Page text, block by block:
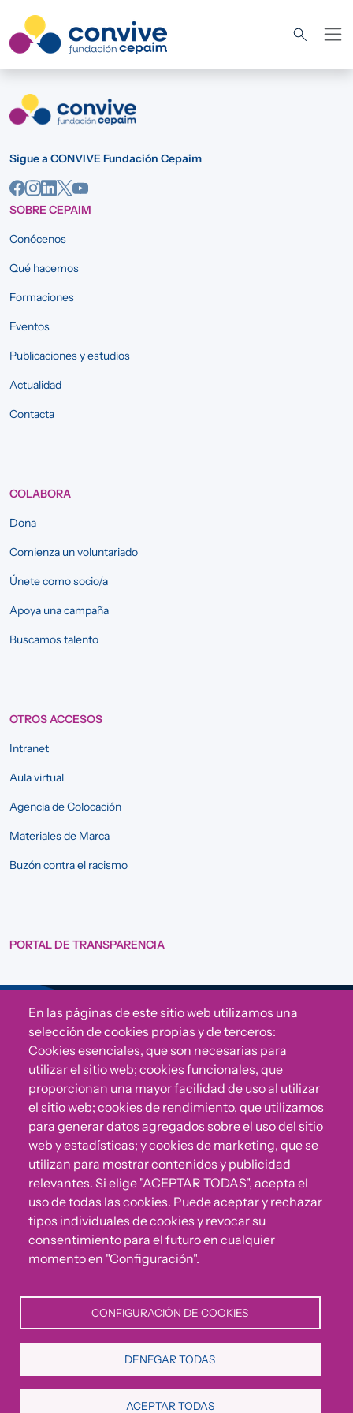
Sigue a CONVIVE Fundación Cepaim
SOBRE CEPAIM
Conócenos
Qué hacemos
Formaciones
Eventos
Publicaciones y estudios
Actualidad
Contacta
COLABORA
Dona
Comienza un voluntariado
Únete como socio/a
Apoya una campaña
Buscamos talento
OTROS ACCESOS
Intranet
Aula virtual
Agencia de Colocación
Materiales de Marca
Buzón contra el racismo
PORTAL DE TRANSPARENCIA
Sigue a Comunidad CONVIVE
¿Algo no va bien?
Puedes reportar incumplimientos del Código Ético u
otras irregularidades que detectes en nuestra Fundación.
Canal de denuncias
Política de Privacidad Política de Cookies Aviso Legal
En las páginas de este sitio web utilizamos una
selección de cookies propias y de terceros:
Cookies esenciales, que son necesarias para
utilizar el sitio web; cookies funcionales, que
proporcionan una mayor facilidad de uso al utilizar
el sitio web; cookies de rendimiento, que utilizamos
para generar datos agregados sobre el uso del sitio
web y estadísticas; y cookies de marketing, que se
utilizan para mostrar contenidos y publicidad
relevantes. Si elige "ACEPTAR TODAS", acepta el
uso de todas las cookies. Puede aceptar y rechazar
tipos individuales de cookies y revocar su
consentimiento para el futuro en cualquier
momento en "Configuración".
CONFIGURACIÓN DE COOKIES
DENEGAR TODAS
ACEPTAR TODAS